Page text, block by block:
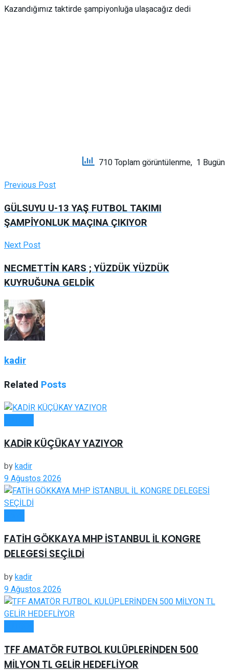
Kazandığımız taktirde şampiyonluğa ulaşacağız dedi
710 Toplam görüntülenme, 1 Bugün
Previous Post
GÜLSUYU U-13 YAŞ FUTBOL TAKIMI
ŞAMPİYONLUK MAÇINA ÇIKIYOR
Next Post
NECMETTİN KARS ; YÜZDÜK YÜZDÜK
KUYRUĞUNA GELDİK
kadir
Related Posts
KADİR KÜÇÜKAY YAZIYOR
bykadir
9 Ağustos 2026
FATİH GÖKKAYA MHP İSTANBUL İL KONGRE
DELEGESİ SEÇİLDİ
bykadir
9 Ağustos 2026
TFF AMATÖR FUTBOL KULÜPLERİNDEN 500
MİLYON TL GELİR HEDEFLİYOR